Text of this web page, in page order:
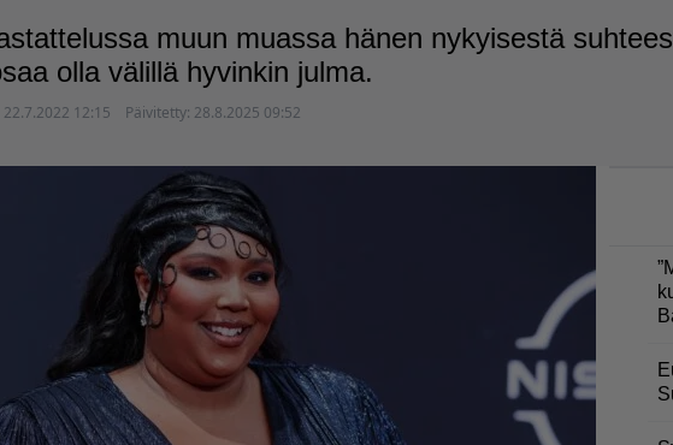
muun muassa hänen nykyisestä
olla välillä hyvinkin julma.
22.7.2022 12:15 Päivitetty: 28.8.2025 09:52